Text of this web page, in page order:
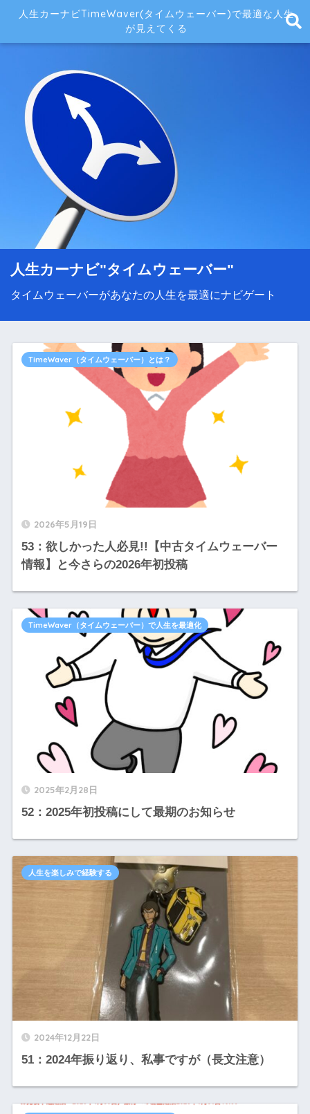
人生カーナビTimeWaver(タイムウェーバー)で最適な人生
が見えてくる
人生カーナビ"タイムウェーバー"
タイムウェーバーがあなたの人生を最適にナビゲート
2026年5月19日
53：欲しかった人必見!!【中古タイムウェーバー
情報】と今さらの2026年初投稿
TimeWaver（タイムウェーバー）とは？
2025年2月28日
52：2025年初投稿にして最期のお知らせ
TimeWaver（タイムウェーバー）で人生を最適化
2024年12月22日
51：2024年振り返り、私事ですが（長文注意）
人生を楽しみで経験する